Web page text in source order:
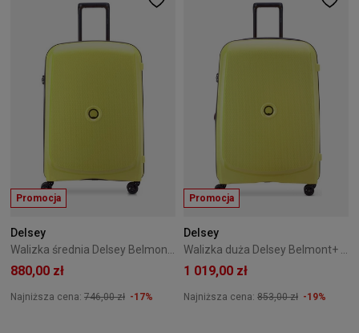
Promocja
Delsey
880,00 zł
Najniższa cena: 746,00 zł -17%
Promocja
Delsey
1 019,00 zł
Najniższa cena: 853,00 zł -19%